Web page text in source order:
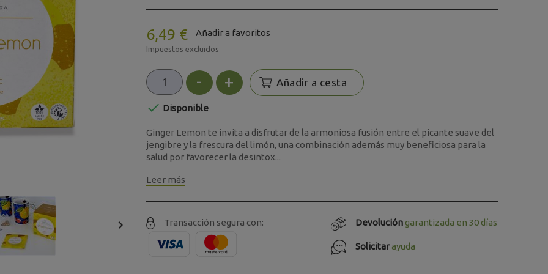

6,49 € Añadir a favoritos
Impuestos excluidos
- + Añadir a cesta
 Disponible
Ginger Lemon te invita a disfrutar de la armoniosa fusión entre el picante suave del
jengibre y la frescura del limón, una combinación además muy beneficiosa para la
salud por favorecer la desintox...
Leer más
Transacción segura con: Devolucióngarantizada en 30 días
Solicitarayuda